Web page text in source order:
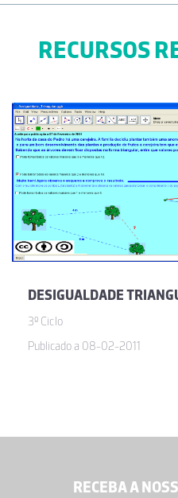
RECURSOS
DESIGUALDADE
3º Ciclo
Publicado a 08-02-2011
RECEBA A